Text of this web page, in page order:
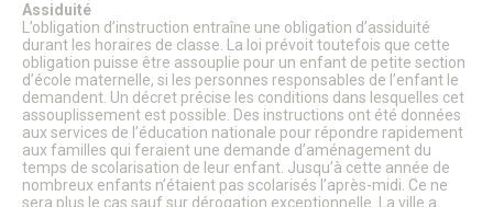
Financement des travaux anti-inondations pour les
particuliers
Travaux en cours
Sécurité publique
Numéros d’urgence & contacts utiles
Infos sécurité
Police municipale
Autres organes de sécurité publique
Protection animale
Influenza Aviaire
Assiduité
L’obligation d’instruction entraîne une obligation d’assiduité
durant les horaires de classe. La loi prévoit toutefois que cette
obligation puisse être assouplie pour un enfant de petite section
d’école maternelle, si les personnes responsables de l’enfant le
demandent. Un décret précise les conditions dans lesquelles cet
assouplissement est possible. Des instructions ont été données
aux services de l’éducation nationale pour répondre rapidement
aux familles qui feraient une demande d’aménagement du
temps de scolarisation de leur enfant. Jusqu’à cette année de
nombreux enfants n’étaient pas scolarisés l’après-midi. Ce ne
sera plus le cas sauf sur dérogation exceptionnelle. La ville a